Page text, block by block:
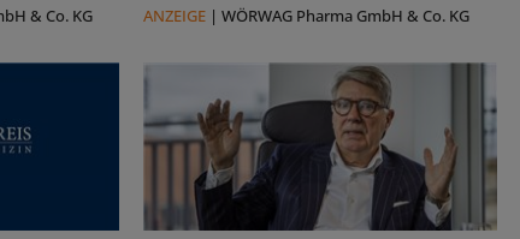
& Co. KG ANZEIGE |WÖRWAG Pharma GmbH & Co. KG